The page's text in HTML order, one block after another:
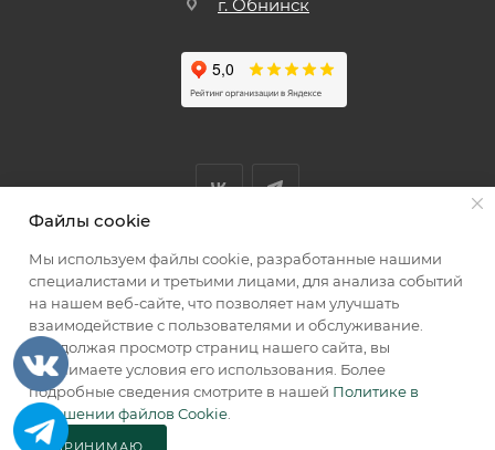
г. Обнинск
Мы принимаем к оплате
2026 © КИИК МАРКЕТ
Файлы cookie
Мы используем файлы cookie, разработанные нашими
специалистами и третьими лицами, для анализа событий
на нашем веб-сайте, что позволяет нам улучшать
взаимодействие с пользователями и обслуживание.
Продолжая просмотр страниц нашего сайта, вы
принимаете условия его использования. Более
подробные сведения смотрите в нашей Политике в
отношении файлов Cookie
ПРИНИМАЮ